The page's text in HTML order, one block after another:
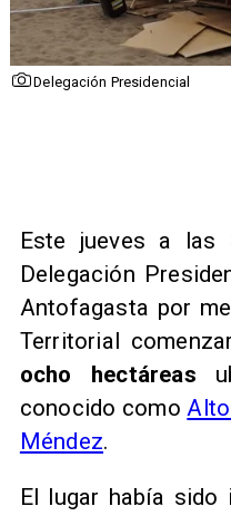
Delegación Presidencial
Este jueves a las
Delegación
Antofagasta por
Territorial
ocho hectáreas
conocido como
Méndez.
El lugar había sido